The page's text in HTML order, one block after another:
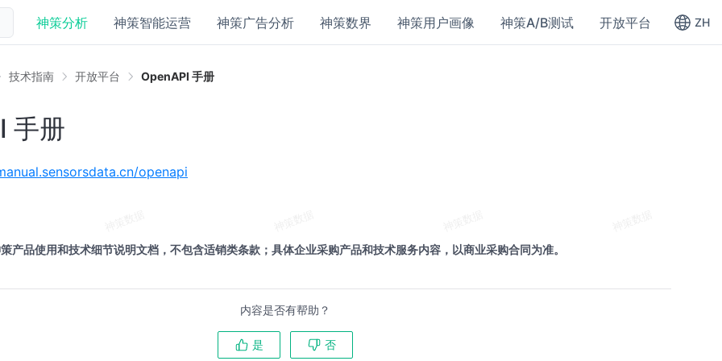
神策分析 神策智能运营 神策广告分析 神策数界 神策用户画像 神策A/B测试 开放平台 ZH
技术指南 开放平台 OpenAPI 手册
手册
openapi
产品使用和技术细节说明文档，不包含适销类条款；具体企业采购产品和技术服务内容，以商业采购合同为准。
内容是否有帮助？
是 否